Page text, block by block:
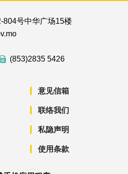
804号中华广场15楼
(853)2835 5426
意见信箱
联络我们
私隐声明
使用条款